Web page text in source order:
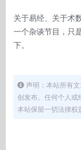
关于易经、关于术
一个杂谈节目，只
下。
声明：本站所有
创发布。任何个人或
本站保留一切法律权